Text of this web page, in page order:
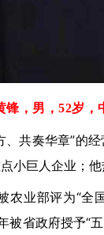
锋，男，52岁，
、共奏华章”的
小巨人企业；
农业部评为“全
被省政府授予“